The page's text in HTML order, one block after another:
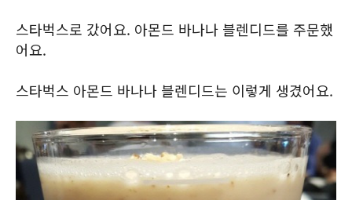
스타벅스로 갔어요. 아몬드 바나나 블렌디드를 주문했
어요.
스타벅스 아몬드 바나나 블렌디드는 이렇게 생겼어요.